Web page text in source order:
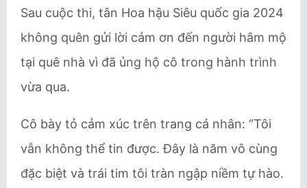
Sau cuộc thi, tân Hoa hậu Siêu quốc gia 2024
không quên gửi lời cảm ơn đến người hâm mộ
tại quê nhà vì đã ủng hộ cô trong hành trình
vừa qua.
Cô bày tỏ cảm xúc trên trang cá nhân: “Tôi
vẫn không thể tin được. Đây là năm vô cùng
đặc biệt và trái tim tôi tràn ngập niềm tự hào.